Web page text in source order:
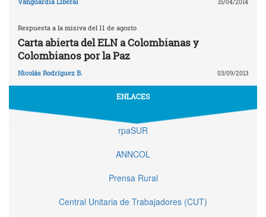
15/04/2014
Respuesta a la misiva del 11 de agosto
Carta abierta del ELN a Colombianas y
Colombianos por la Paz
Nicolás Rodríguez B. 03/09/2013
ENLACES
rpaSUR
ANNCOL
Prensa Rural
Central Unitaria de Trabajadores (CUT)